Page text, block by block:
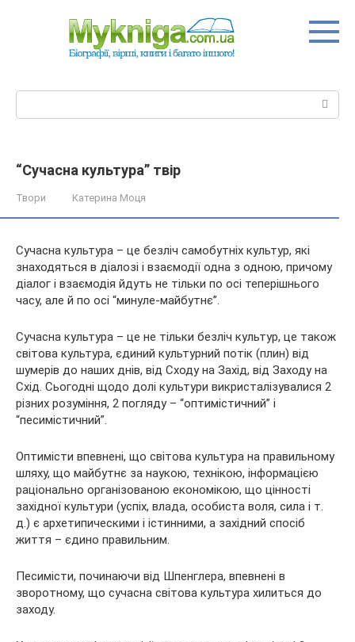
“Сучасна культура” твір
Твори Катерина Моця
Сучасна культура – це безліч самобутніх культур, які
знаходяться в діалозі і взаємодії одна з одною, причому
діалог і взаємодія йдуть не тільки по осі теперішнього
часу, але й по осі “минуле-майбутнє”.
Сучасна культура – це не тільки безліч культур, це також
світова культура, єдиний культурний потік (плин) від
шумерів до наших днів, від Сходу на Захід, від Заходу на
Схід. Сьогодні щодо долі культури викристалізувалися 2
різних розуміння, 2 погляду – “оптимістичний” і
“песимістичний”.
Оптимісти впевнені, що світова культура на правильному
шляху, що майбутнє за наукою, технікою, інформацією
раціонально організованою економікою, що цінності
західної культури (успіх, влада, особиста воля, сила і т.
д.) є архетипическими і істинними, а західний спосіб
життя – єдино правильним.
Песимісти, починаючи від Шпенглера, впевнені в
зворотному, що сучасна світова культура хилиться до
заходу.